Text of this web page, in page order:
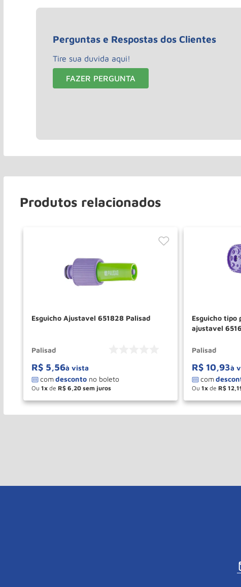
Perguntas e Respostas dos Clientes
Tire sua duvida aqui!
FAZER PERGUNTA
Produtos relacionados
Esguicho Ajustavel 651828 Palisad
Palisad
R$ 5,56à vista
Ou 1 de R$ 6,20
＋
－ COMPRAR
Esguicho tipo
ajustavel
Palisad
R$ 10,93à
Ou 1 de R$ 12,
－